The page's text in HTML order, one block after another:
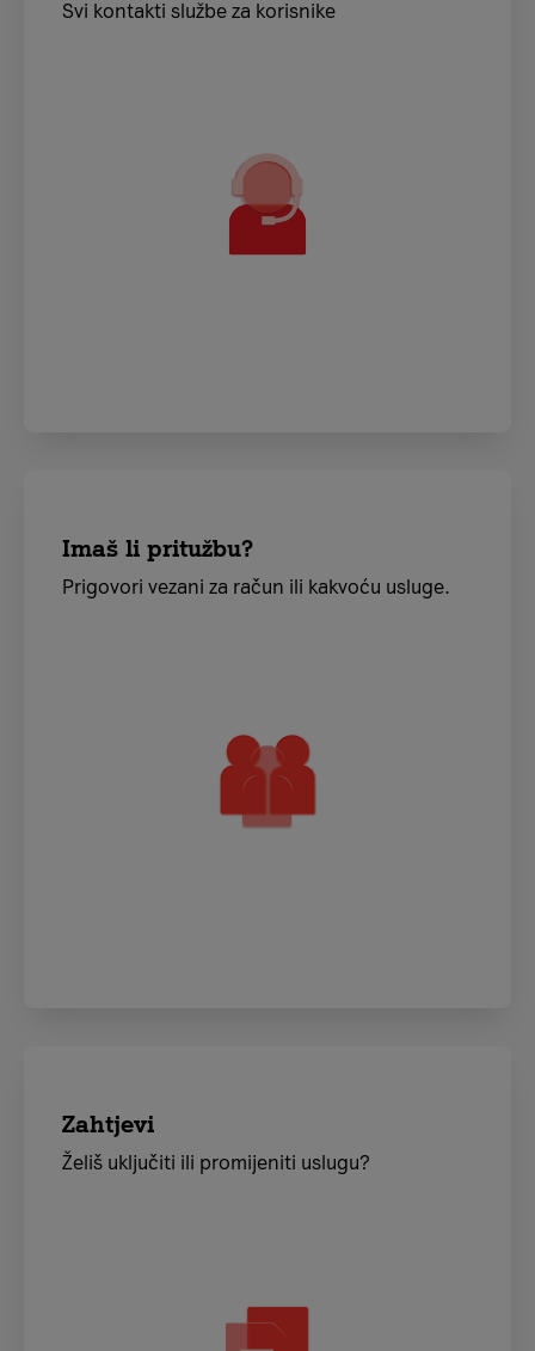
Svi kontakti službe za korisnike
Imaš li pritužbu?
Prigovori vezani za račun ili kakvoću usluge.
Zahtjevi
Želiš uključiti ili promijeniti uslugu?